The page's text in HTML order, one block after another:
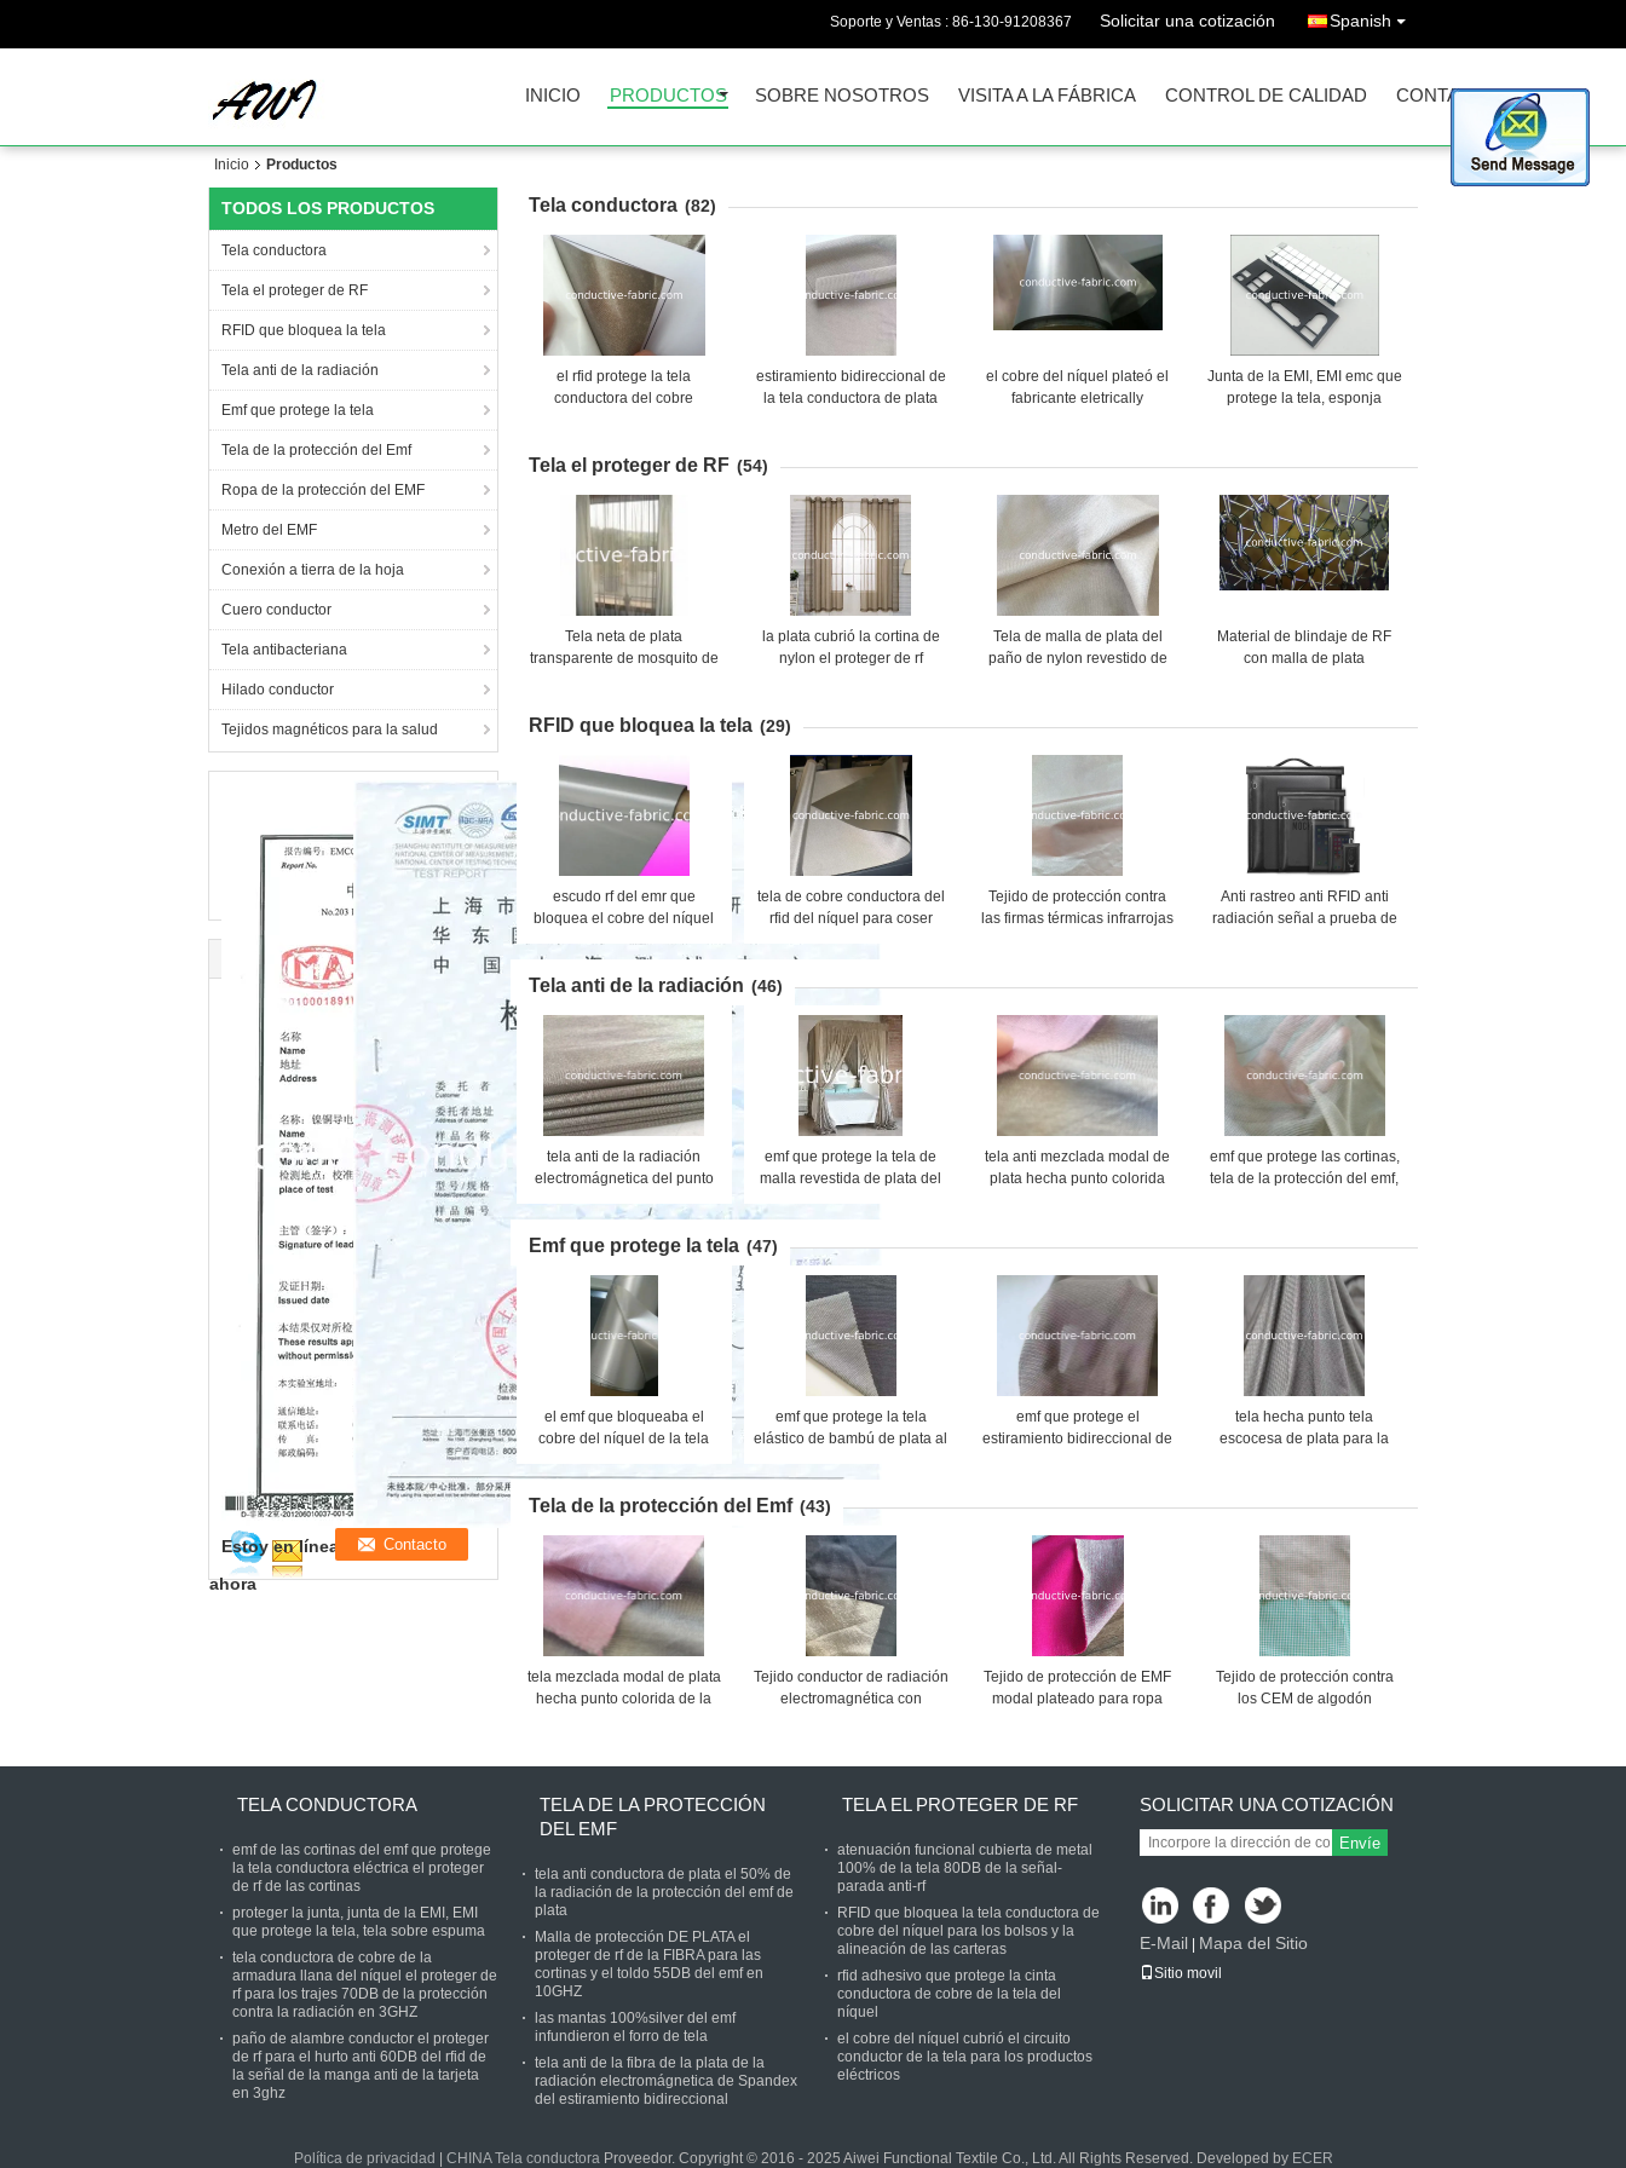
Soporte y Ventas : 86-130-91208367 Solicitar una cotización Spanish
INICIO PRODUCTOS SOBRE NOSOTROS VISITA A LA FÁBRICA CONTROL DE CALIDAD CONTACTO
Inicio Productos
TODOS LOS PRODUCTOS
Tela conductora
Tela el proteger de RF
RFID que bloquea la tela
Tela anti de la radiación
Emf que protege la tela
Tela de la protección del Emf
Ropa de la protección del EMF
Metro del EMF
Conexión a tierra de la hoja
Cuero conductor
Tela antibacteriana
Hilado conductor
Tejidos magnéticos para la salud
Estoy en línea para chatear
ahora
Tela conductora (82)
el rfid protege la tela
conductora del cobre
estiramiento bidireccional de
la tela conductora de plata
el cobre del níquel plateó el
fabricante eletrically
Junta de la EMI, EMI emc que
protege la tela, esponja
Tela el proteger de RF (54)
Tela neta de plata
transparente de mosquito de
la plata cubrió la cortina de
nylon el proteger de rf
Tela de malla de plata del
paño de nylon revestido de
Material de blindaje de RF
con malla de plata
RFID que bloquea la tela (29)
escudo rf del emr que
bloquea el cobre del níquel
de la tela para la atenuación
de la caja 80DB del teléfono
tela de cobre conductora del
rfid del níquel para coser
Tejido de protección contra
las firmas térmicas infrarrojas
Anti rastreo anti RFID anti
radiación señal a prueba de
Tela anti de la radiación (46)
tela anti de la radiación
electromágnetica del punto
de la fibra 100%silver para la
ropa del emf
emf que protege la tela de
malla revestida de plata del
tela anti mezclada modal de
plata hecha punto colorida
emf que protege las cortinas,
tela de la protección del emf,
proteger electromágnetico
Emf que protege la tela (47)
el emf que bloqueaba el
cobre del níquel de la tela
emf que protege la tela
elástico de bambú de plata al
emf que protege el
estiramiento bidireccional de
tela hecha punto tela
escocesa de plata para la
Tela de la protección del Emf (43)
tela mezclada modal de plata
hecha punto colorida de la
Tejido conductor de radiación
electromagnética con
Tejido de protección de EMF
modal plateado para ropa
Tejido de protección contra
los CEM de algodón
TELA CONDUCTORA
emf de las cortinas del emf que protege
la tela conductora eléctrica el proteger
de rf de las cortinas
proteger la junta, junta de la EMI, EMI
que protege la tela, tela sobre espuma
tela conductora de cobre de la
armadura llana del níquel el proteger de
rf para los trajes 70DB de la protección
contra la radiación en 3GHZ
paño de alambre conductor el proteger
de rf para el hurto anti 60DB del rfid de
la señal de la manga anti de la tarjeta
en 3ghz
TELA DE LA PROTECCIÓN
DEL EMF
tela anti conductora de plata el 50% de
la radiación de la protección del emf de
plata
Malla de protección DE PLATA el
proteger de rf de la FIBRA para las
cortinas y el toldo 55DB del emf en
10GHZ
las mantas 100%silver del emf
infundieron el forro de tela
tela anti de la fibra de la plata de la
radiación electromágnetica de Spandex
del estiramiento bidireccional
TELA EL PROTEGER DE RF
atenuación funcional cubierta de metal
100% de la tela 80DB de la señal-
parada anti-rf
RFID que bloquea la tela conductora de
cobre del níquel para los bolsos y la
alineación de las carteras
rfid adhesivo que protege la cinta
conductora de cobre de la tela del
níquel
el cobre del níquel cubrió el circuito
conductor de la tela para los productos
eléctricos
SOLICITAR UNA COTIZACIÓN
Envíe
E-Mail Mapa del Sitio
Sitio movil
Política de privacidad CHINA Tela conductoraProveedor. Copyright © 2016 - 2025 Aiwei Functional Textile Co., Ltd. All Rights Reserved. Developed by ECER